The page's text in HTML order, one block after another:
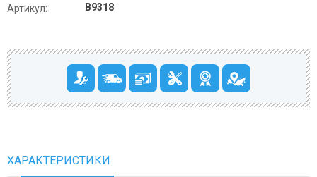
Артикул:
B9318
ХАРАКТЕРИСТИКИ